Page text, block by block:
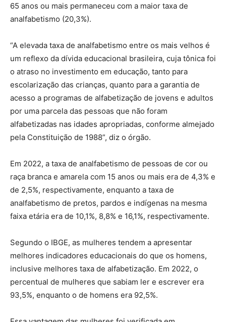
65 anos ou mais permaneceu com a maior taxa de
analfabetismo (20,3%).
“A elevada taxa de analfabetismo entre os mais velhos é
um reflexo da dívida educacional brasileira, cuja tônica foi
o atraso no investimento em educação, tanto para
escolarização das crianças, quanto para a garantia de
acesso a programas de alfabetização de jovens e adultos
por uma parcela das pessoas que não foram
alfabetizadas nas idades apropriadas, conforme almejado
pela Constituição de 1988”, diz o órgão.
Em 2022, a taxa de analfabetismo de pessoas de cor ou
raça branca e amarela com 15 anos ou mais era de 4,3% e
de 2,5%, respectivamente, enquanto a taxa de
analfabetismo de pretos, pardos e indígenas na mesma
faixa etária era de 10,1%, 8,8% e 16,1%, respectivamente.
Segundo o IBGE, as mulheres tendem a apresentar
melhores indicadores educacionais do que os homens,
inclusive melhores taxa de alfabetização. Em 2022, o
percentual de mulheres que sabiam ler e escrever era
93,5%, enquanto o de homens era 92,5%.